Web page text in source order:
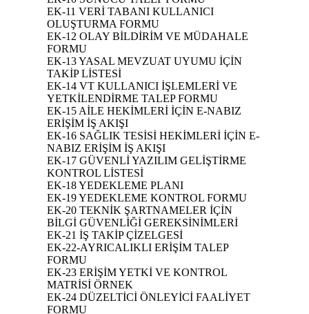
EK-11 VERİ TABANI KULLANICI
OLUŞTURMA FORMU
EK-12 OLAY BİLDİRİM VE MÜDAHALE
FORMU
EK-13 YASAL MEVZUAT UYUMU İÇİN
TAKİP LİSTESİ
EK-14 VT KULLANICI İŞLEMLERİ VE
YETKİLENDİRME TALEP FORMU
EK-15 AİLE HEKİMLERİ İÇİN E-NABIZ
ERİŞİM İŞ AKIŞI
EK-16 SAĞLIK TESİSİ HEKİMLERİ İÇİN E-
NABIZ ERİŞİM İŞ AKIŞI
EK-17 GÜVENLİ YAZILIM GELİŞTİRME
KONTROL LİSTESİ
EK-18 YEDEKLEME PLANI
EK-19 YEDEKLEME KONTROL FORMU
EK-20 TEKNİK ŞARTNAMELER İÇİN
BİLGİ GÜVENLİĞİ GEREKSİNİMLERİ
EK-21 İŞ TAKİP ÇİZELGESİ
EK-22-AYRICALIKLI ERİŞİM TALEP
FORMU
EK-23 ERİŞİM YETKİ VE KONTROL
MATRİSİ ÖRNEK
EK-24 DÜZELTİCİ ÖNLEYİCİ FAALİYET
FORMU